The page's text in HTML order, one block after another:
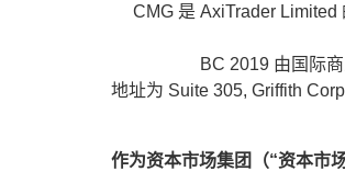
CMG 是 AxiTrader
BC 2019 由国际
地址为 Suite 305, Griffith
作为资本市场集团（“资本市